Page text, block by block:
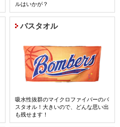
ルはいかが？
バスタオル
吸水性抜群のマイクロファイバーのバ
スタオル！大きいので、どんな思い出
も残せます！